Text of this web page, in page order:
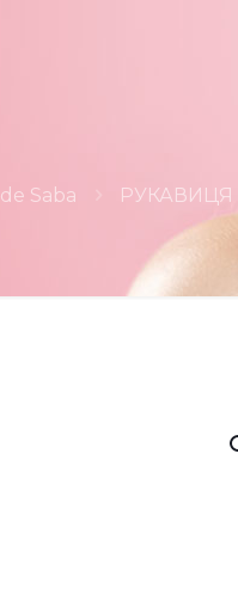
Saba РУКАВИЦЯ